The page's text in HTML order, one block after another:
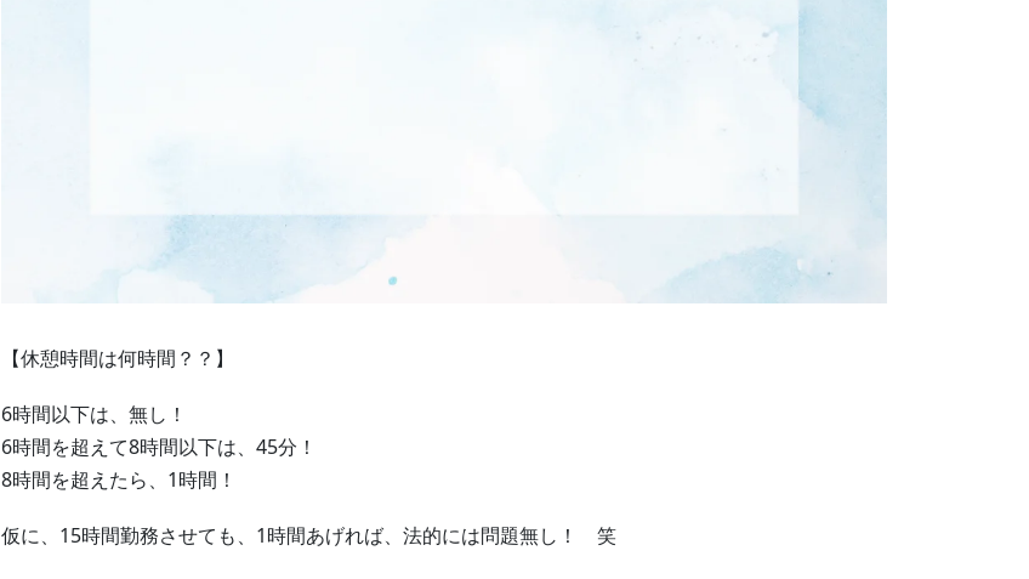
【休憩時間は何時間？？】
6時間以下は、無し！
6時間を超えて8時間以下は、45分！
8時間を超えたら、1時間！
仮に、15時間勤務させても、1時間あげれば、法的には問題無し！ 笑